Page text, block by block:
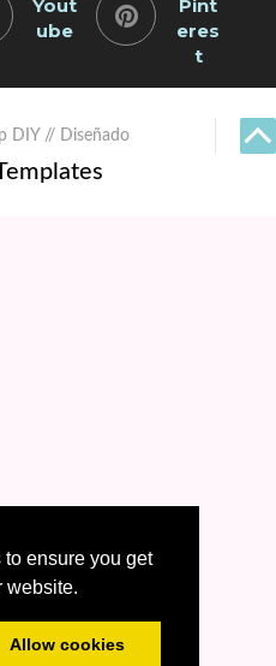
ensure you get
website.
Allow cookies
Yout
ube
Pint
eres
t
DIY // Diseñado